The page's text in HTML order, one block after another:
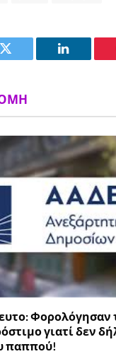
Twitter LinkedIn
Φορολόγησαν
γιατί δεν
παππού!